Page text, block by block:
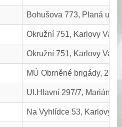
Bohušova 773, Planá u
Okružní 751, Karlovy Vary
Okružní 751, Karlovy Vary
MÚ Obrněné brigády, 26.
Ul.Hlavní 297/7,
Na Vyhlídce 53, Karlovy